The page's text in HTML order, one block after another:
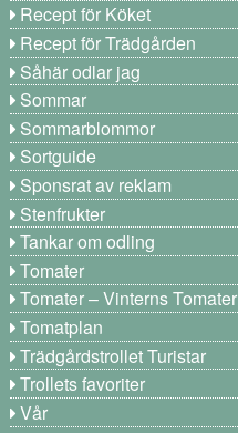
Recept för Köket
Recept för Trädgården
Såhär odlar jag
Sommar
Sommarblommor
Sortguide
Sponsrat av reklam
Stenfrukter
Tankar om odling
Tomater
Tomater – Vinterns Tomater
Tomatplan
Trädgårdstrollet Turistar
Trollets favoriter
Vår